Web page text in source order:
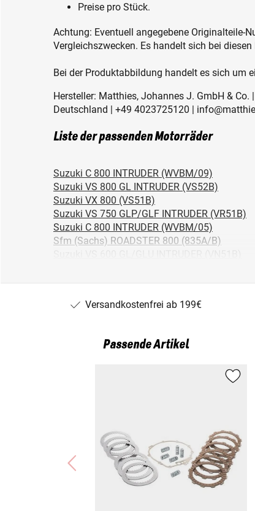
Preise pro Stück.
Achtung: Eventuell angegebene Originalteile-
Vergleichszwecken. Es handelt sich bei
Bei der Produktabbildung handelt es sich um
Hersteller: Matthies, Johannes J. GmbH &
Deutschland | +49 4023725120 |
Liste der passenden Motorräder
Suzuki C 800 INTRUDER (WVBM/09)
Suzuki VS 800 GL INTRUDER (VS52B)
Suzuki VX 800 (VS51B)
Suzuki VS 750 GLP/GLF INTRUDER (VR51B)
Suzuki C 800 INTRUDER (WVBM/05)
Sfm (Sachs) ROADSTER 800 (835A/B)
Suzuki VX 800 (VS51B/96)
Suzuki M 800 INTRUDER (WVB4/09)
Versandkostenfrei ab 199€
Passende Artikel